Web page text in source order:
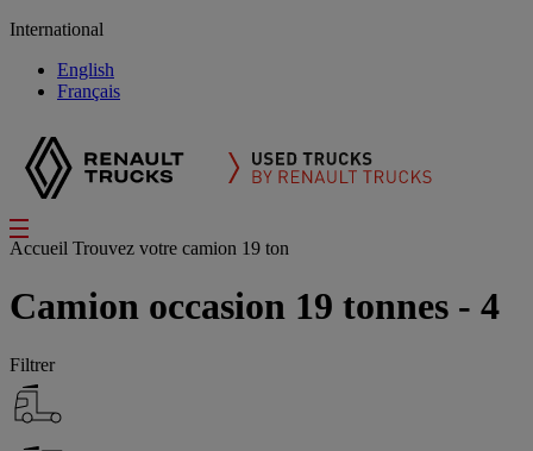
International
English
Français
Accueil Trouvez votre camion 19 ton
Camion occasion 19 tonnes - 4
Filtrer